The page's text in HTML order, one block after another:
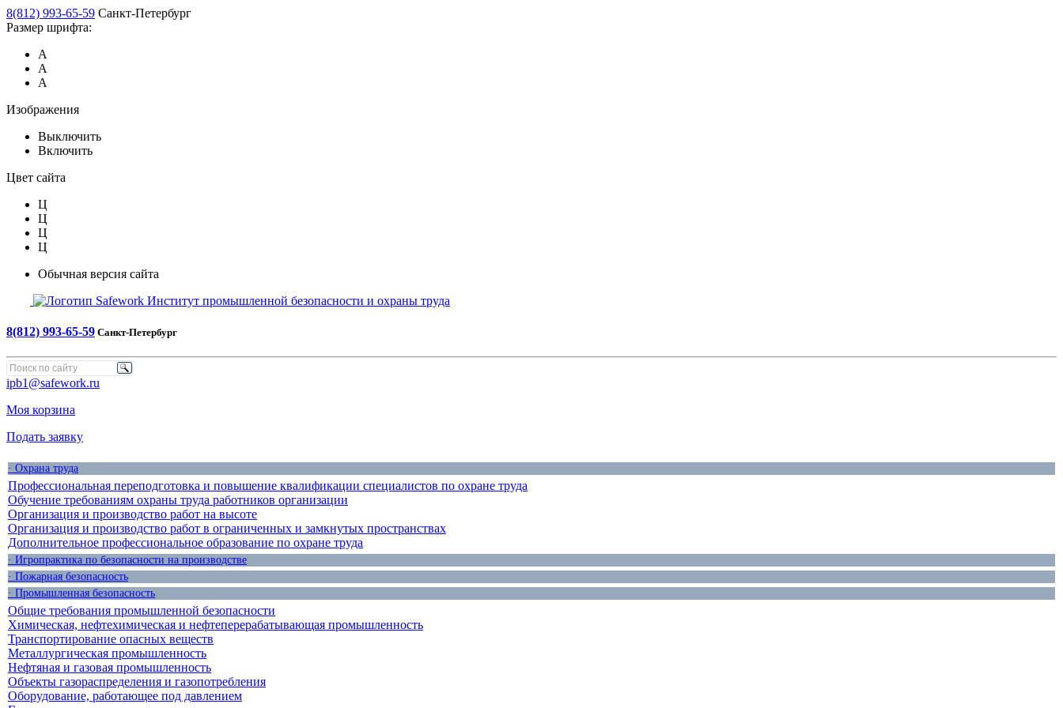
8(812) 993-65-59 Санкт-Петербург
Размер шрифта:
А
А
А
Изображения
Выключить
Включить
Цвет сайта
Ц
Ц
Ц
Ц
Обычная версия сайта
Safework Институт промышленной безопасности и охраны труда
8(812) 993-65-59 Санкт-Петербург
ipb1@safework.ru
Моя корзина
Подать заявку
· Охрана труда
Профессиональная переподготовка и повышение квалификации специалистов по охране труда
Обучение требованиям охраны труда работников организации
Организация и производство работ на высоте
Организация и производство работ в ограниченных и замкнутых пространствах
Дополнительное профессиональное образование по охране труда
· Игропрактика по безопасности на производстве
· Пожарная безопасность
· Промышленная безопасность
Общие требования промышленной безопасности
Химическая, нефтехимическая и нефтеперерабатывающая промышленность
Транспортирование опасных веществ
Металлургическая промышленность
Нефтяная и газовая промышленность
Объекты газораспределения и газопотребления
Оборудование, работающее под давлением